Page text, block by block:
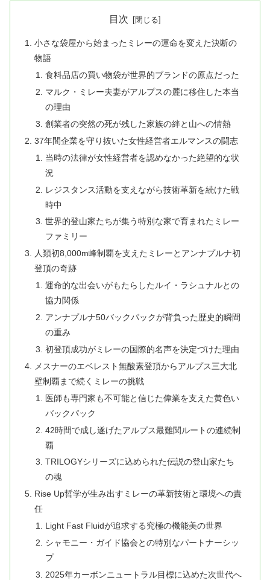
目次
小さな袋屋から始まったミレーの運命を変えた決断の
物語
食料品店の買い物袋が世界的ブランドの原点だった
マルク・ミレー夫妻がアルプスの麓に移住した本当
の理由
創業者の突然の死が残した家族の絆と山への情熱
37年間企業を守り抜いた女性経営者エルマンスの闘志
当時の法律が女性経営者を認めなかった絶望的な状
況
レジスタンス活動を支えながら技術革新を続けた戦
時中
世界的登山家たちが集う特別な家で育まれたミレー
ファミリー
人類初8,000m峰制覇を支えたミレーとアンナプルナ初
登頂の奇跡
運命的な出会いがもたらしたルイ・ラシュナルとの
協力関係
アンナプルナ50バックパックが背負った歴史的瞬間
の重み
初登頂成功がミレーの国際的名声を決定づけた理由
メスナーのエベレスト無酸素登頂からアルプス三大北
壁制覇まで続くミレーの挑戦
医師も専門家も不可能と信じた偉業を支えた黄色い
バックパック
42時間で成し遂げたアルプス最難関ルートの連続制
覇
TRILOGYシリーズに込められた伝説の登山家たち
の魂
Rise Up哲学が生み出すミレーの革新技術と環境への責
任
Light Fast Fluidが追求する究極の機能美の世界
シャモニー・ガイド協会との特別なパートナーシッ
プ
2025年カーボンニュートラル目標に込めた次世代へ